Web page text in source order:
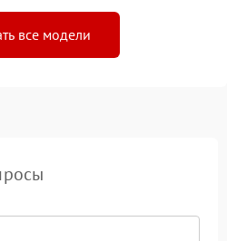
все модели